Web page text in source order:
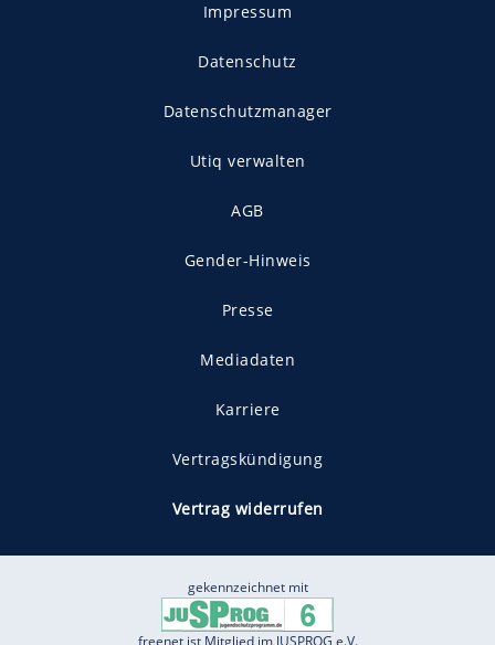
Impressum
Datenschutz
Datenschutzmanager
Utiq verwalten
AGB
Gender-Hinweis
Presse
Mediadaten
Karriere
Vertragskündigung
Vertrag widerrufen
gekennzeichnet mit